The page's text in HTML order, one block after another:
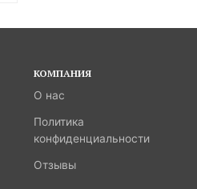
КОМПАНИЯ
О нас
Политика
конфиденциальности
Отзывы